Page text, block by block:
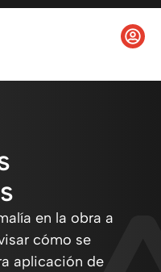
en la obra a
cómo se
aplicación de